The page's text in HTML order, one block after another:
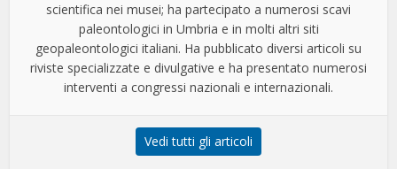
scientifica nei musei; ha partecipato a numerosi scavi
paleontologici in Umbria e in molti altri siti
geopaleontologici italiani. Ha pubblicato diversi articoli su
riviste specializzate e divulgative e ha presentato numerosi
interventi a congressi nazionali e internazionali.
Vedi tutti gli articoli